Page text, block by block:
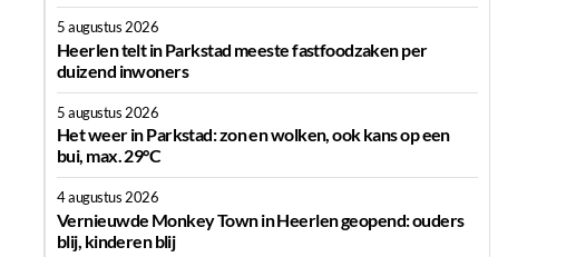
5 augustus 2026
Heerlen telt in Parkstad meeste fastfoodzaken per
duizend inwoners
5 augustus 2026
Het weer in Parkstad: zon en wolken, ook kans op een
bui, max. 29°C
4 augustus 2026
Vernieuwde Monkey Town in Heerlen geopend: ouders
blij, kinderen blij